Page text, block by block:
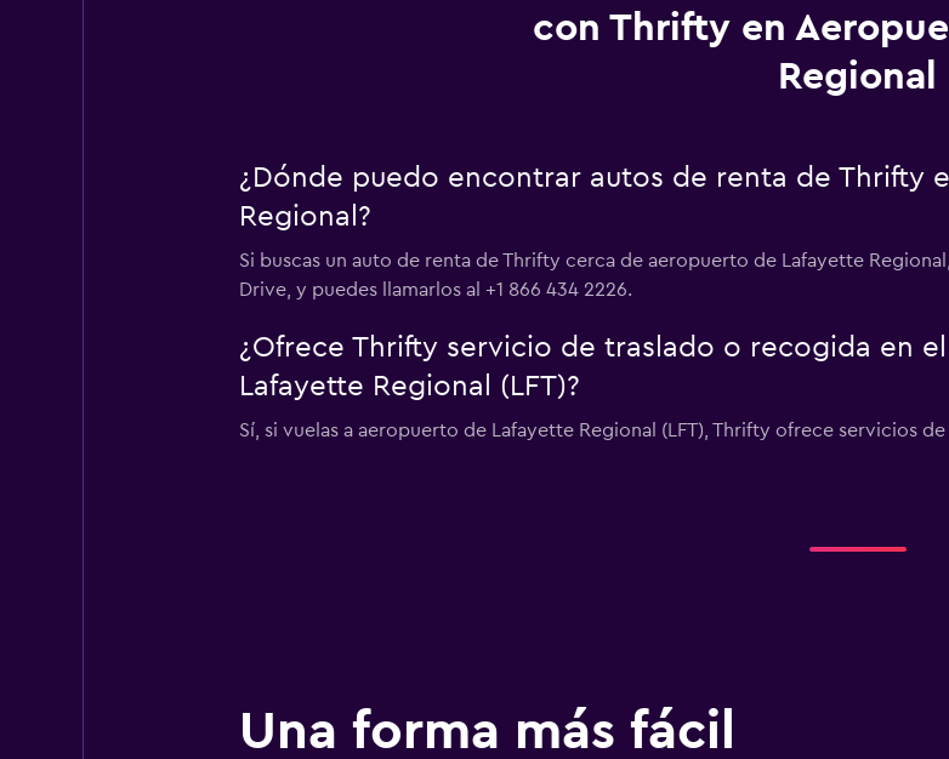
con Thrifty en
Regional
¿Dónde puedo encontrar autos de renta de Thrifty
Regional?
Si buscas un auto de renta de Thrifty cerca de aeropuerto de Lafayette
Drive, y puedes llamarlos al +1 866 434 2226.
¿Ofrece Thrifty servicio de traslado o recogida en
Lafayette Regional (LFT)?
Sí, si vuelas a aeropuerto de Lafayette Regional (LFT), Thrifty ofrece servicios
Una forma más fácil